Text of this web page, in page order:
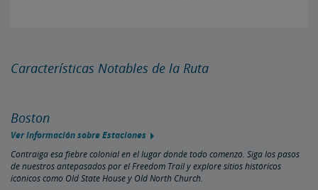
Características Notables de la Ruta
Boston
Ver Información sobre Estaciones
Contraiga esa fiebre colonial en el lugar donde todo comenzó. Siga los pasos
de nuestros antepasados por el Freedom Trail y explore sitios históricos
icónicos como Old State House y Old North Church.